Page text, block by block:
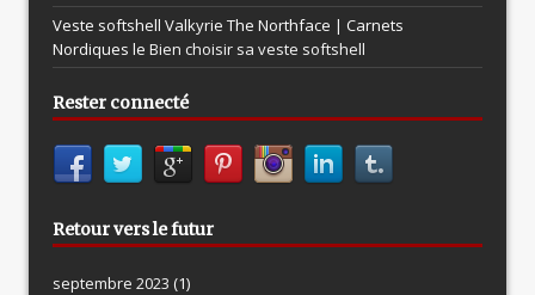
Veste softshell Valkyrie The Northface | Carnets
Nordiques le Bien choisir sa veste softshell
Rester connecté
Retour vers le futur
septembre 2023 (1)